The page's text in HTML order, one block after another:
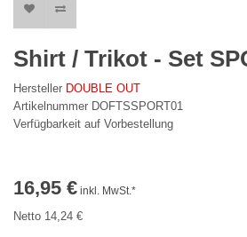
Shirt / Trikot - Set
Hersteller DOUBLE OUT
Artikelnummer DOFTSSPORT01
Verfügbarkeit auf Vorbestellung
16,95 € inkl. MwSt.*
Netto 14,24 €